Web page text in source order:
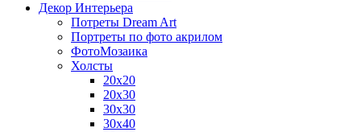
Декор Интерьера
Потреты Dream Art
Портреты по фото акрилом
ФотоМозаика
Холсты
20х20
20х30
30х30
30х40